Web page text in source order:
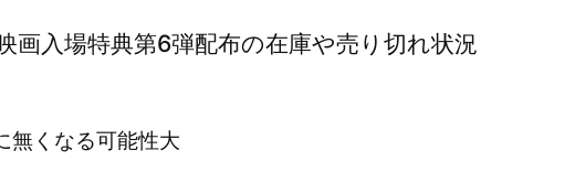
画入場特典第6弾配布の在庫や売り切れ状況
無くなる可能性大